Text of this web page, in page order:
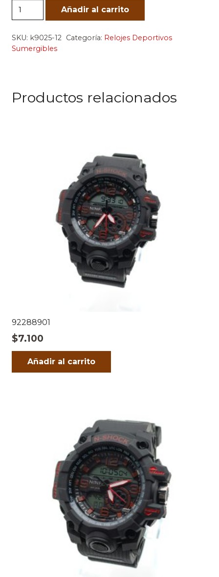
Reloj
Deportivo
Digital
Negro
Añadir al carrito
SKU: k9025-12 Categoría: Relojes Deportivos
Sumergibles
Productos relacionados
92288901
$7.100
Añadir al carrito